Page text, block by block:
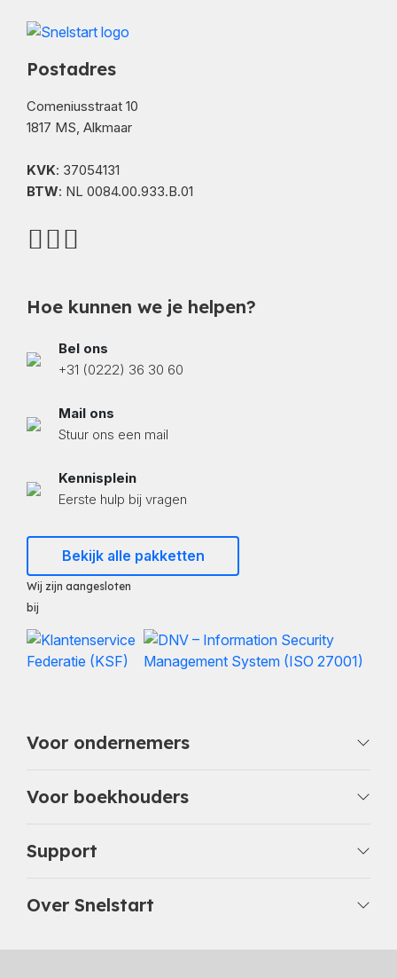
Postadres
Comeniusstraat 10
1817 MS, Alkmaar
KVK: 37054131
BTW: NL 0084.00.933.B.01
Hoe kunnen we je helpen?
Bel ons
+31 (0222) 36 30 60
Mail ons
Stuur ons een mail
Kennisplein
Eerste hulp bij vragen
Bekijk alle pakketten
Wij zijn aangesloten
bij
Voor ondernemers
Voor boekhouders
Support
Over Snelstart